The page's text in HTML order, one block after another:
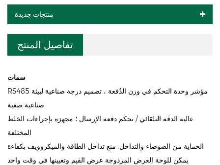
منتجات جديدة
تفاصيل المنتج
سمات
RS485 مؤشر وحدة التحكم في وزن الدُفعة ، تصميم درجة صناعية لبيئة
صناعية صعبة
عالية الدقة التلقائي / تحكم دفعة الإرسال ؛ مجهزة بإجراءات الخلط
المختلفة
الحماية من الضوضاء والتداخل. منع تداخل الطاقة والميكروويف بكفاءة
يمكن للوحة العرض المزدوجة عرض القيم وتعيينها في وقت واحد